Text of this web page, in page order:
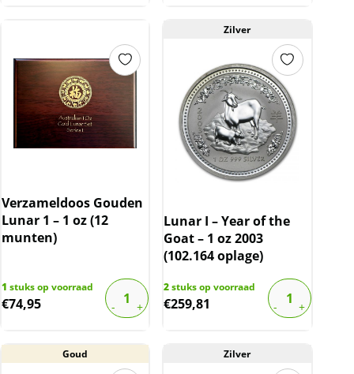
Verzameldoos Gouden
Lunar 1 – 1 oz (12
munten)
1 stuks op voorraad
€74,95
Zilver
Lunar I – Year of the
Goat – 1 oz 2003
(102.164 oplage)
2stuks op voorraad
€259,81
Goud Zilver